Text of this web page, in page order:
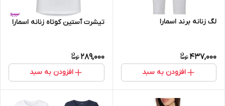
لگ زنانه برند اسمارا
437,000
افزودن به سبد
تیشرت آستین کوتاه زنانه اسمارا
289,000
افزودن به سبد